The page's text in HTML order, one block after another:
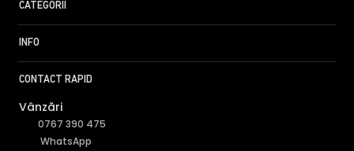
CATEGORII
INFO
CONTACT RAPID
Vânzări
0767 390 475
WhatsApp